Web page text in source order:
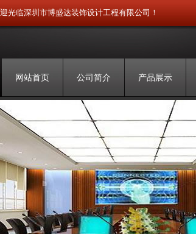
光临深圳市博盛达装饰设计工程有限公司！
产品展示
公司简介
网站首页